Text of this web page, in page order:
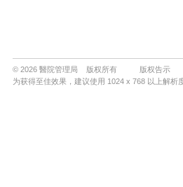
© 2026 醫院管理局 版权所有 版权告示
为获得至佳效果，建议使用 1024 x 768 以上解析